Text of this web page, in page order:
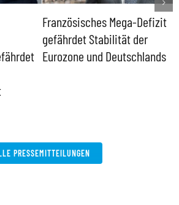
Französisches Mega-Defizit
gefährdet Stabilität der
Eurozone und Deutschlands
PRESSEMITTEILUNGEN